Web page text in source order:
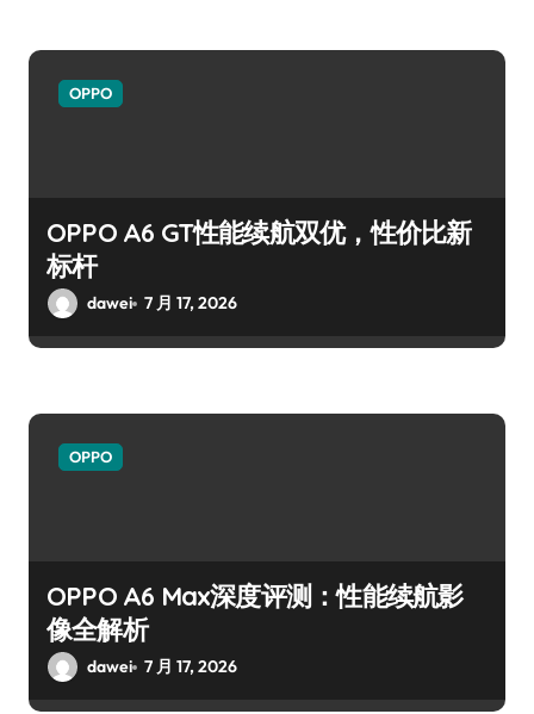
OPPO
OPPO A6 GT性能续航双优，性价比新
标杆
dawei 7 月 17, 2026
OPPO
OPPO A6 Max深度评测：性能续航影
像全解析
dawei 7 月 17, 2026